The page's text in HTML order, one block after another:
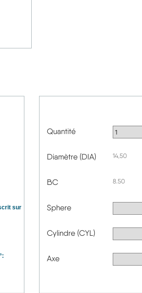
sur
Quantité
Diamètre (DIA) 14,50
BC 8.50
Sphere
Cylindre (CYL)
Axe